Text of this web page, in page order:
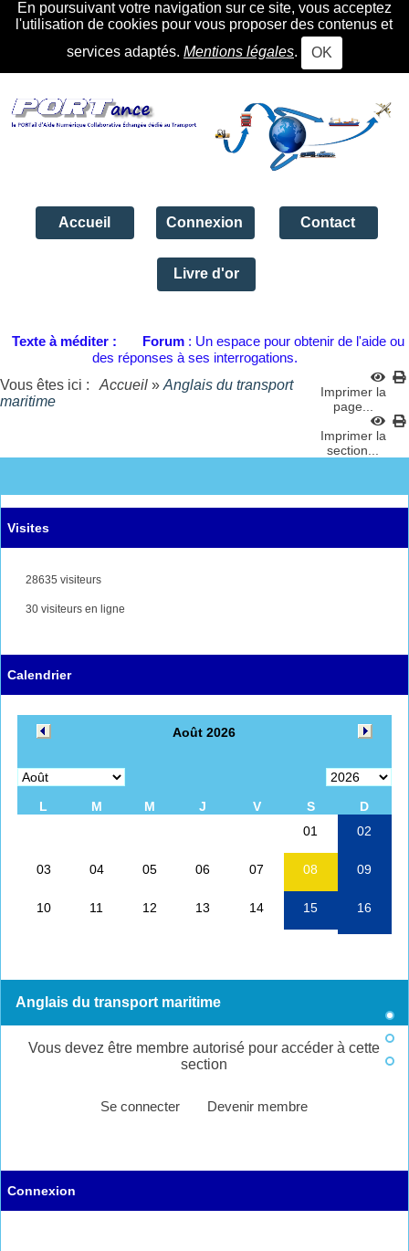
En poursuivant votre navigation sur ce site, vous acceptez
l'utilisation de cookies pour vous proposer des contenus et
services adaptés. Mentions légales. OK
Accueil Connexion Contact
Livre d'or
Texte à méditer : Forum : Un espace pour obtenir de l'aide ou
des réponses à ses interrogations.
Vous êtes ici :
Accueil » Anglais du transport
maritime
Imprimer la
page...
Imprimer la
section...
Visites
28635 visiteurs
30 visiteurs en ligne
Calendrier
Anglais du transport maritime
Vous devez être membre autorisé pour accéder à cette
section
Se connecter Devenir membre
Connexion